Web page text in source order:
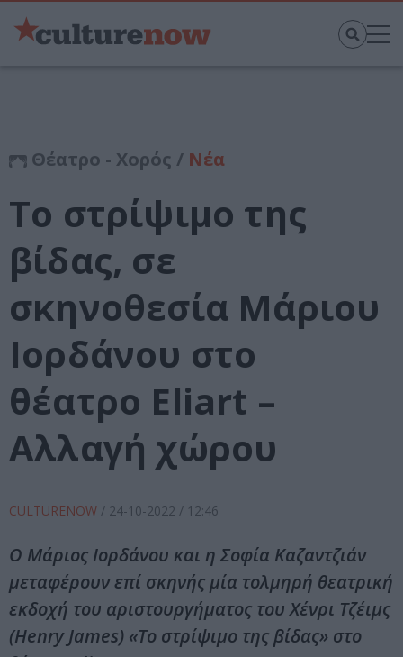
Θέατρο - Χορός / Νέα
Το στρίψιμο της
βίδας, σε
σκηνοθεσία Μάριου
Ιορδάνου στο
θέατρο Eliart –
Αλλαγή χώρου
CULTURENOW / 24-10-2022 / 12:46
Ο Μάριος Ιορδάνου και η Σοφία Καζαντζιάν
μεταφέρουν επί σκηνής μία τολμηρή θεατρική
εκδοχή του αριστουργήματος του Χένρι Τζέιμς
(Henry James) «Το στρίψιμο της βίδας» στο